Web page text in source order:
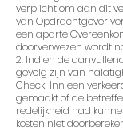
verplicht om aan dit
van Opdrachtgever
een aparte
doorverwezen wordt
2. Indien de
gevolg zijn van
Check-Inn een
gemaakt of de
redelijkheid had
kosten niet